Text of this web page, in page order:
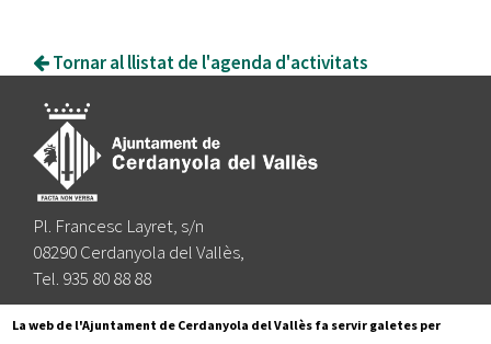
Tornar al llistat de l'agenda d'activitats
Pl. Francesc Layret, s/n
08290 Cerdanyola del Vallès,
Tel. 935 80 88 88
Segueix-nos a:
La web de l'Ajuntament de Cerdanyola del Vallès fa servir galetes per